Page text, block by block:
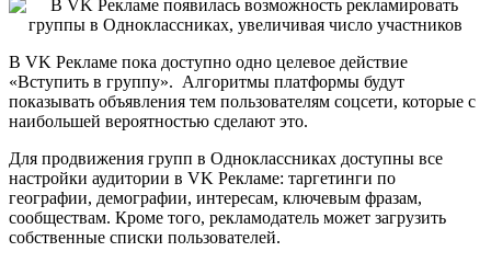
В VK Рекламе пока доступно одно целевое действие
«Вступить в группу». Алгоритмы платформы будут
показывать объявления тем пользователям соцсети, которые с
наибольшей вероятностью сделают это.
Для продвижения групп в Одноклассниках доступны все
настройки аудитории в VK Рекламе: таргетинги по
географии, демографии, интересам, ключевым фразам,
сообществам. Кроме того, рекламодатель может загрузить
собственные списки пользователей.